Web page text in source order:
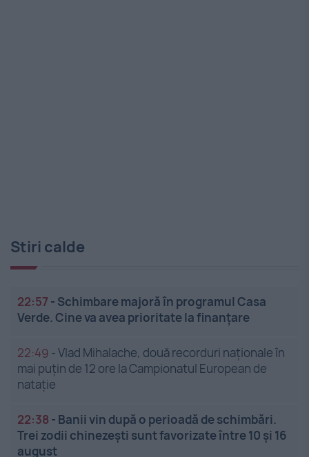
Stiri calde
22:57 - Schimbare majoră în programul Casa
Verde. Cine va avea prioritate la finanțare
22:49 -Vlad Mihalache, două recorduri naționale în
mai puțin de 12 ore la Campionatul European de
nataţie
22:38 - Banii vin după o perioadă de schimbări.
Trei zodii chinezești sunt favorizate între 10 și 16
august